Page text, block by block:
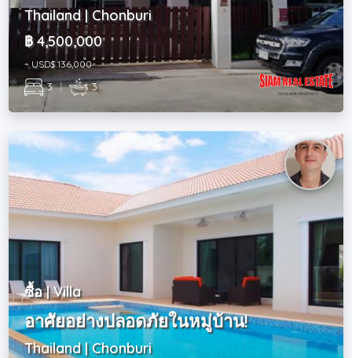
Thailand | Chonburi
฿ 4,500,000
~ USD$ 136,000
3 | 3
ซื้อ | Villa
อาศัยอย่างปลอดภัยในหมู่บ้าน!
Thailand | Chonburi